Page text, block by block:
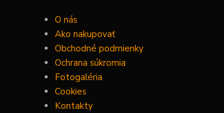
O nás
Ako nakupovať
Obchodné podmienky
Ochrana súkromia
Fotogaléria
Cookies
Kontakty